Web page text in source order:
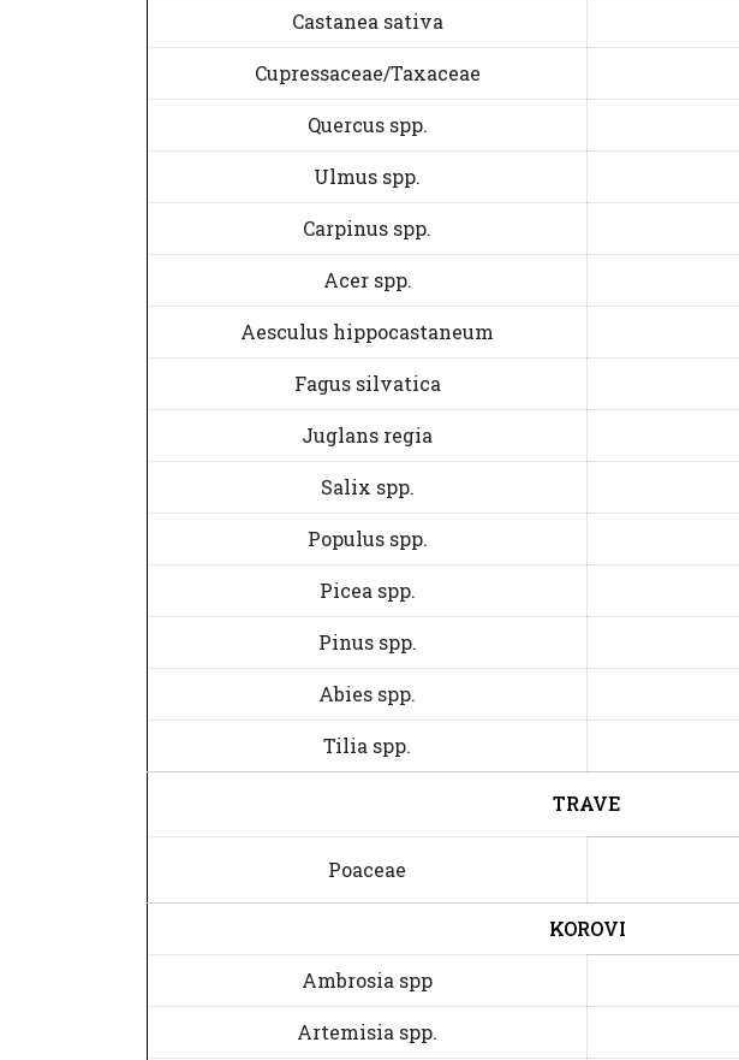
Castanea sativa
Cupressaceae/Taxaceae
Quercus spp.
Ulmus spp.
Carpinus spp.
Acer spp.
Aesculus hippocastaneum
Fagus silvatica
Juglans regia
Salix spp.
Populus spp.
Picea spp.
Pinus spp.
Abies spp.
Tilia spp.
TRAVE
Poaceae
KOROVI
Ambrosia spp
Artemisia spp.